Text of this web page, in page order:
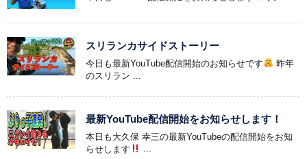
スリランカサイドストーリー
今日も最新YouTube配信開始のお知らせです
昨年
のスリラン ...
最新YouTube配信開始をお知らせします！
本日も大久保 幸三の最新YouTubeの配信開始をお知
らせします